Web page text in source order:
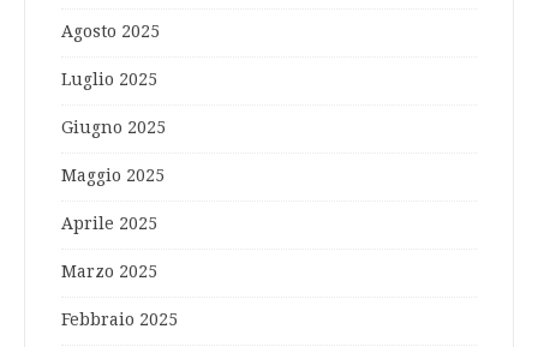
Agosto 2025
Luglio 2025
Giugno 2025
Maggio 2025
Aprile 2025
Marzo 2025
Febbraio 2025